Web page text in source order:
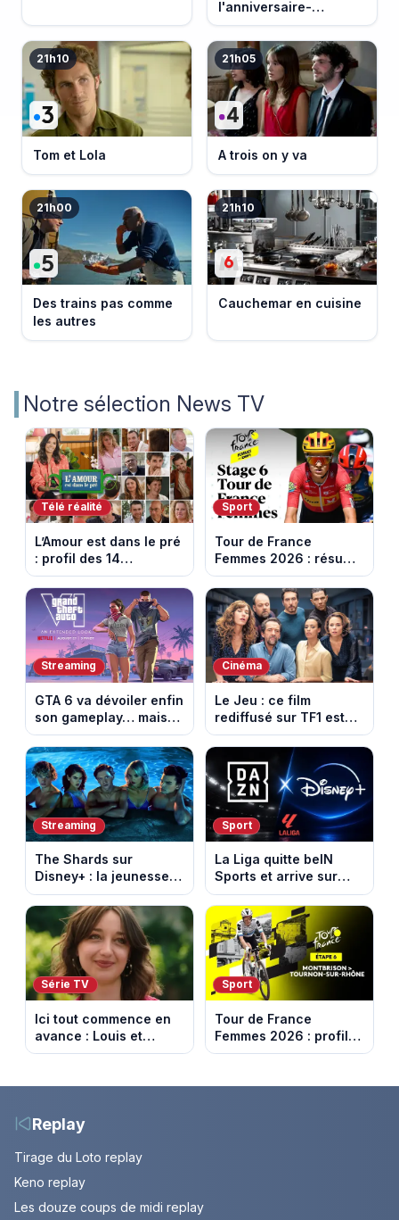
l'anniversaire-
événement
21h10
Tom et Lola
21h05
A trois on y va
21h00
Des trains pas comme
les autres
21h10
Cauchemar en cuisine
Notre sélection News TV
Télé réalité
L’Amour est dans le pré
: profil des 14
agriculteurs, speed
dating inédit et de
nouvelles histoires
d’amour
Sport
Tour de France
Femmes 2026 : résumé
vidéo de la 6e étape
entre Montbrison et
Tournon-sur-Rhône
Streaming
GTA 6 va dévoiler enfin
son gameplay… mais
d’abord sur Netflix
Cinéma
Le Jeu : ce film
rediffusé sur TF1 est
adapté d’un succès
italien devenu un
phénomène mondial
Streaming
The Shards sur
Disney+ : la jeunesse
dorée de Los Angeles
face à un tueur dans
les années 80
Sport
La Liga quitte beIN
Sports et arrive sur
DAZN et Disney+ en
France
Série TV
Ici tout commence en
avance : Louis et
Jasmine enfin en
août 2026 (spoiler)
Sport
Tour de France
Femmes 2026 : profil
et horaires de la 6e
Montbrison et
Replay
Tirage du Loto replay
Keno replay
Les douze coups de midi replay